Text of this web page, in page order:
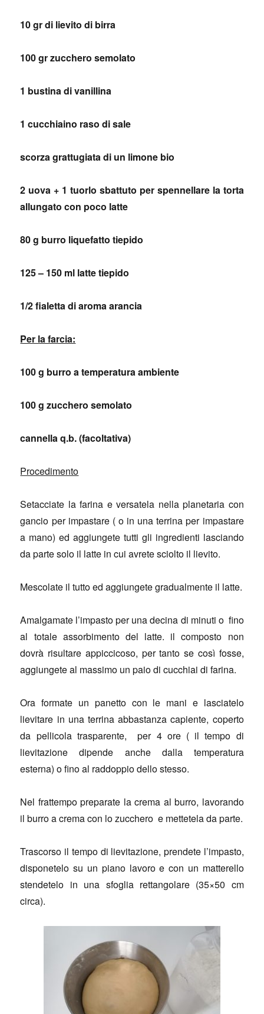
10 gr di lievito di birra
100 gr zucchero semolato
1 bustina di vanillina
1 cucchiaino raso di sale
scorza grattugiata di un limone bio
2 uova + 1 tuorlo sbattuto per spennellare la torta
allungato con poco latte
80 g burro liquefatto tiepido
125 – 150 ml latte tiepido
1/2 fialetta di aroma arancia
Per la farcia:
100 g burro a temperatura ambiente
100 g zucchero semolato
cannella q.b. (facoltativa)
Procedimento
Setacciate la farina e versatela nella planetaria con
gancio per impastare ( o in una terrina per impastare
a mano) ed aggiungete tutti gli ingredienti lasciando
da parte solo il latte in cui avrete sciolto il lievito.
Mescolate il tutto ed aggiungete gradualmente il latte.
Amalgamate l’impasto per una decina di minuti o fino
al totale assorbimento del latte. il composto non
dovrà risultare appiccicoso, per tanto se così fosse,
aggiungete al massimo un paio di cucchiai di farina.
Ora formate un panetto con le mani e lasciatelo
lievitare in una terrina abbastanza capiente, coperto
da pellicola trasparente, per 4 ore ( il tempo di
lievitazione dipende anche dalla temperatura
esterna) o fino al raddoppio dello stesso.
Nel frattempo preparate la crema al burro, lavorando
il burro a crema con lo zucchero e mettetela da parte.
Trascorso il tempo di lievitazione, prendete l’impasto,
disponetelo su un piano lavoro e con un matterello
stendetelo in una sfoglia rettangolare (35×50 cm
circa).